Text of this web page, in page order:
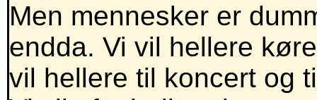
Men mennesker er
endda. Vi vil hellere
vil hellere til koncert og